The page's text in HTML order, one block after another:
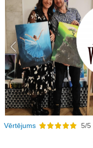
Previous
Vērtējums 5/5